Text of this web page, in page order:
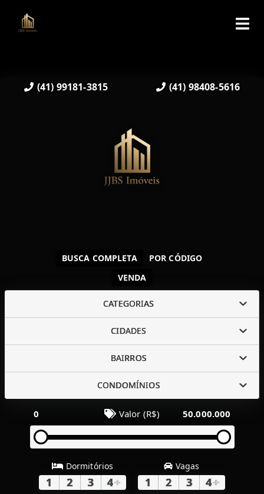
(41) 99181-3815 (41) 98408-5616
VENDA
BUSCA COMPLETA POR CÓDIGO
CATEGORIAS
CIDADES
BAIRROS
CONDOMÍNIOS
0 Valor (R$) 50.000.000
Dormitórios
1 2 3 4+
Vagas
1 2 3 4+